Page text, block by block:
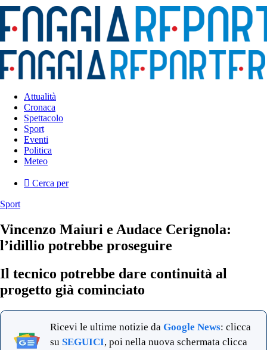
Attualità
Cronaca
Spettacolo
Sport
Eventi
Politica
Meteo
Cerca per
Sport
Vincenzo Maiuri e Audace Cerignola:
l’idillio potrebbe proseguire
Il tecnico potrebbe dare continuità al
progetto già cominciato
Ricevi le ultime notizie da Google News: clicca
su SEGUICI, poi nella nuova schermata clicca